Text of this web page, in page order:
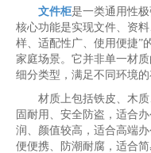
文件柜是一类通用性
核心功能是实现文件、资
样、适配性广、使用便捷”
家庭场景。它并非单一材
细分类型，满足不同环境的
材质上包括铁皮、木质
固耐用、安全防盗，适合
润、颜值较高，适合高端
便便携、防潮耐腐，适合